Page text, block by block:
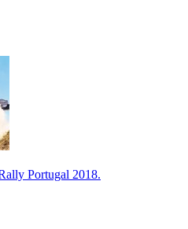
Portugal 2018.